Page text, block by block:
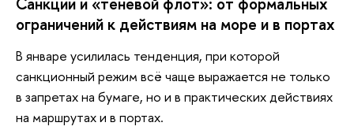
ограничений к действиям на море и в портах
В январе усилилась тенденция, при которой
санкционный режим всё чаще выражается не только
в запретах на бумаге, но и в практических действиях
на маршрутах и в портах.